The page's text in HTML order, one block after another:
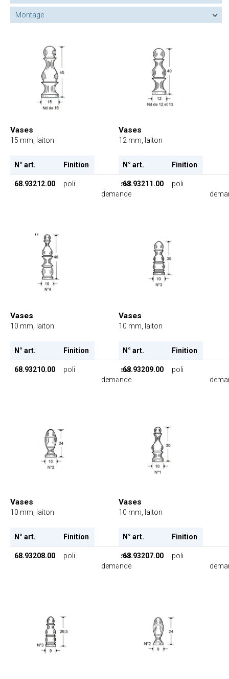
Montage
Vases
15 mm, laiton
N° art. Finition
68.93212.00 poli
sur
demande
Vases
12 mm, laiton
N° art. Finition
68.93211.00
poli
Vases
10 mm, laiton
N° art. Finition
68.93210.00 poli
sur
demande
Vases
10 mm, laiton
N° art. Finition
68.93209.00
poli
Vases
10 mm, laiton
N° art. Finition
68.93208.00 poli
sur
demande
Vases
10 mm, laiton
N° art. Finition
68.93207.00
poli